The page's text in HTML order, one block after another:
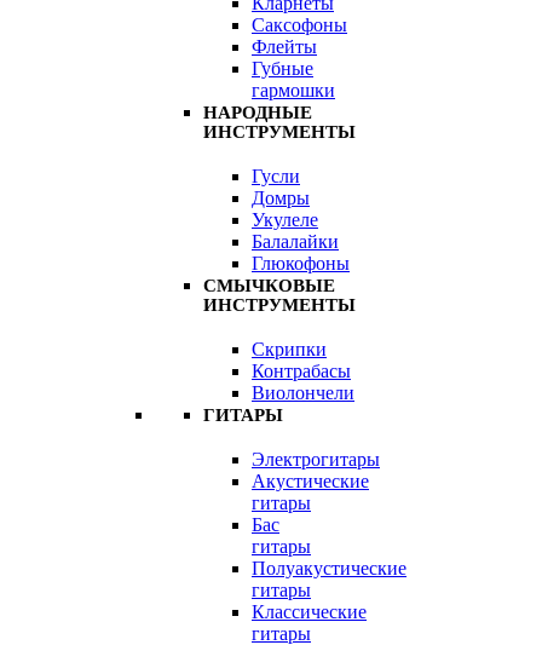
Саксофоны
Флейты
Губные
гармошки
НАРОДНЫЕ
ИНСТРУМЕНТЫ
Гусли
Домры
Укулеле
Балалайки
Глюкофоны
СМЫЧКОВЫЕ
ИНСТРУМЕНТЫ
Скрипки
Контрабасы
Виолончели
ГИТАРЫ
Электрогитары
Акустические
гитары
Бас
гитары
Полуакустические
гитары
Классические
гитары